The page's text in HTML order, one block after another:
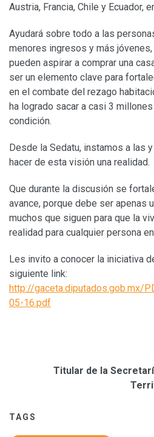
Austria, Francia, Chile y Ecuador,
Ayudará sobre todo a las
menores ingresos y más
pueden aspirar a comprar una
ser un elemento clave para
en el combate del rezago
ha logrado sacar a casi 3
condición.
Desde la Sedatu, instamos a las
hacer de esta visión una realidad.
Que durante la discusión se
avance, porque debe ser apenas
muchos que siguen para que la
realidad para cualquier persona
Les invito a conocer la iniciativa
siguiente link:
http://gaceta.diputados.gob.mx/
05-16.pdf
Titular de la
TAGS